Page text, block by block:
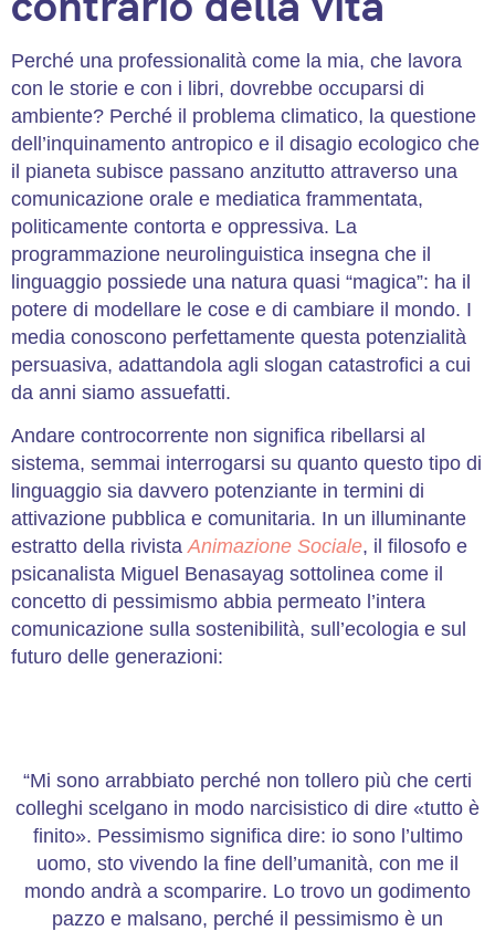
Perché una professionalità come la mia, che lavora
con le storie e con i libri, dovrebbe occuparsi di
ambiente? Perché il problema climatico, la questione
dell’inquinamento antropico e il disagio ecologico che
il pianeta subisce passano anzitutto attraverso una
comunicazione orale e mediatica frammentata,
politicamente contorta e oppressiva. La
programmazione neurolinguistica insegna che il
linguaggio possiede una natura quasi “magica”: ha il
potere di modellare le cose e di cambiare il mondo. I
media conoscono perfettamente questa potenzialità
persuasiva, adattandola agli slogan catastrofici a cui
da anni siamo assuefatti.
Andare controcorrente non significa ribellarsi al
sistema, semmai interrogarsi su quanto questo tipo di
linguaggio sia davvero potenziante in termini di
attivazione pubblica e comunitaria. In un illuminante
estratto della rivistaAnimazione Sociale, il filosofo e
psicanalista Miguel Benasayag sottolinea come il
concetto di pessimismo abbia permeato l’intera
comunicazione sulla sostenibilità, sull’ecologia e sul
futuro delle generazioni:
“Mi sono arrabbiato perché non tollero più che certi
colleghi scelgano in modo narcisistico di dire «tutto è
finito». Pessimismo significa dire: io sono l’ultimo
uomo, sto vivendo la fine dell’umanità, con me il
mondo andrà a scomparire. Lo trovo un godimento
pazzo e malsano, perché il pessimismo è un